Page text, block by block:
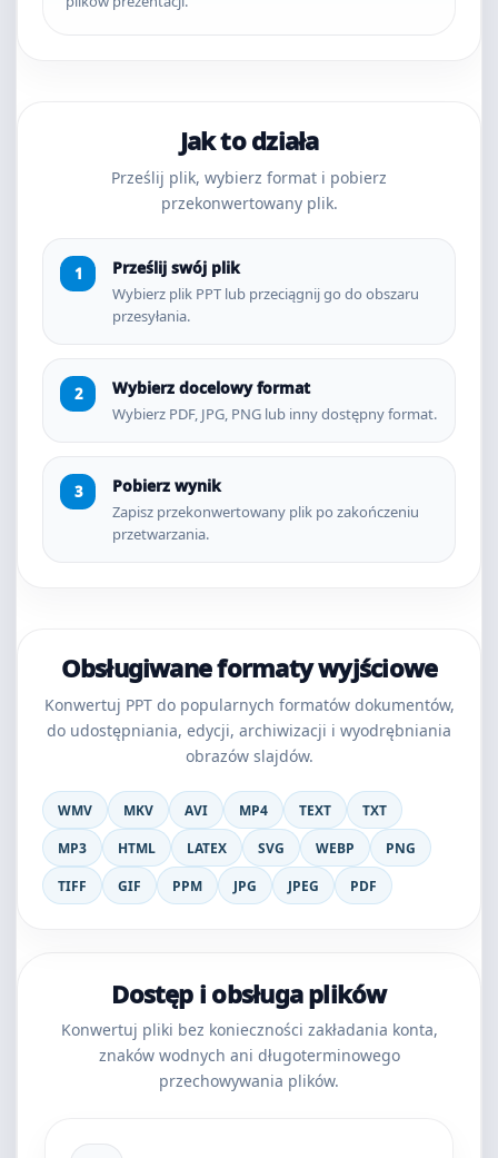
Jak to działa
Prześlij plik, wybierz format i pobierz
przekonwertowany plik.
Prześlij swój plik
Wybierz plik PPT lub przeciągnij go do obszaru
przesyłania.
Wybierz docelowy format
Wybierz PDF, JPG, PNG lub inny dostępny format.
Pobierz wynik
Zapisz przekonwertowany plik po zakończeniu
przetwarzania.
Obsługiwane formaty wyjściowe
Konwertuj PPT do popularnych formatów dokumentów,
do udostępniania, edycji, archiwizacji i wyodrębniania
obrazów slajdów.
WMV MKV AVI MP4 TEXT
TXT
MP3
HTML LATEX SVG WEBP
PNG
TIFF
GIF PPM JPG JPEG PDF
Dostęp i obsługa plików
Konwertuj pliki bez konieczności zakładania konta,
znaków wodnych ani długoterminowego
przechowywania plików.